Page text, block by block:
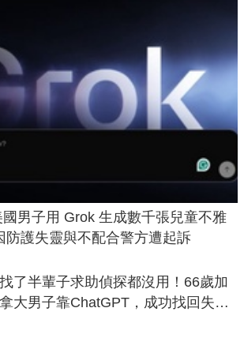
男子用 Grok 生成數千張兒童不雅
防護失靈與不配合警方遭起訴
找了半輩子求助偵探都沒用！66歲加
拿大男子靠ChatGPT，成功找回失散